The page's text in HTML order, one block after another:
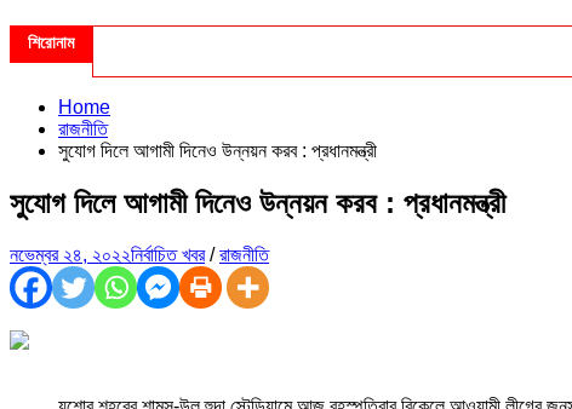
শিরোনাম
Home
রাজনীতি
সুযোগ দিলে আগামী দিনেও উন্নয়ন করব : প্রধানমন্ত্রী
সুযোগ দিলে আগামী দিনেও উন্নয়ন করব : প্রধানমন্ত্রী
নভেম্বর ২৪, ২০২২নির্বাচিত খবর/রাজনীতি